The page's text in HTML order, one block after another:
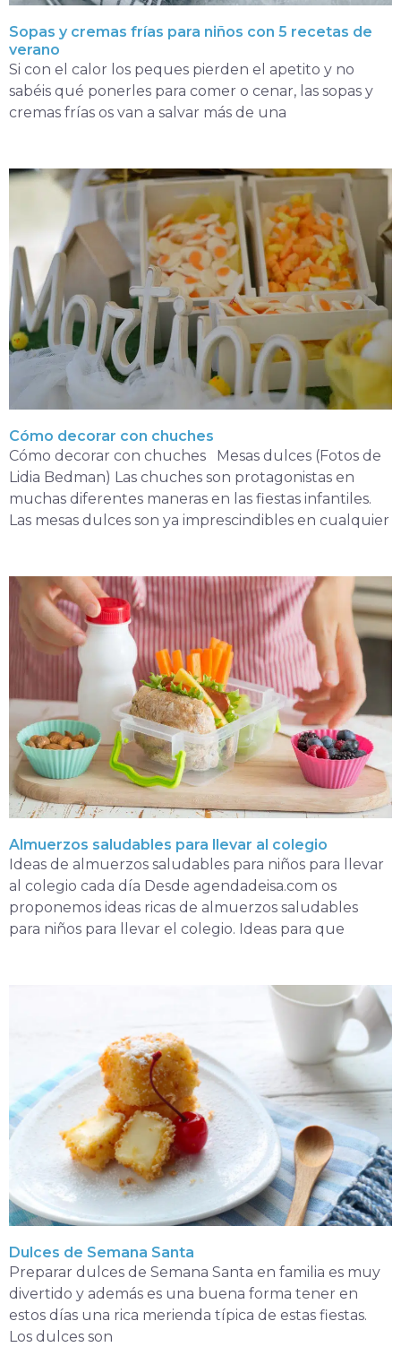
Sopas y cremas frías para niños con 5 recetas de
verano
Si con el calor los peques pierden el apetito y no
sabéis qué ponerles para comer o cenar, las sopas y
cremas frías os van a salvar más de una
Cómo decorar con chuches
Cómo decorar con chuches Mesas dulces (Fotos de
Lidia Bedman) Las chuches son protagonistas en
muchas diferentes maneras en las fiestas infantiles.
Las mesas dulces son ya imprescindibles en cualquier
Almuerzos saludables para llevar al colegio
Ideas de almuerzos saludables para niños para llevar
al colegio cada día Desde agendadeisa.com os
proponemos ideas ricas de almuerzos saludables
para niños para llevar el colegio. Ideas para que
Dulces de Semana Santa
Preparar dulces de Semana Santa en familia es muy
divertido y además es una buena forma tener en
estos días una rica merienda típica de estas fiestas.
Los dulces son